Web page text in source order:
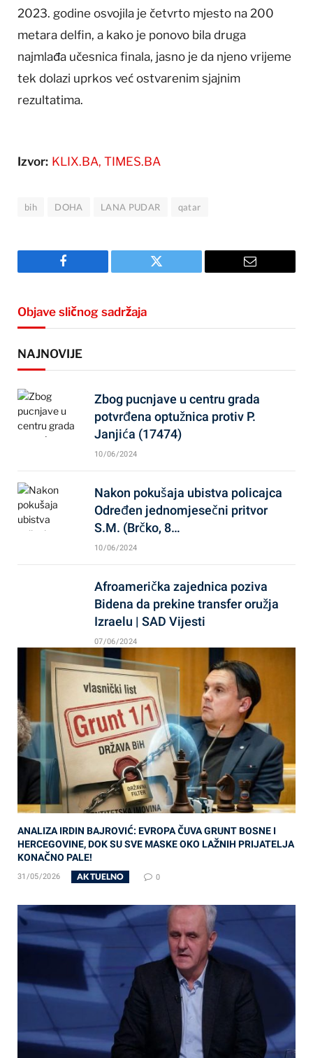
2023. godine osvojila je četvrto mjesto na 200
metara delfin, a kako je ponovo bila druga
najmlađa učesnica finala, jasno je da njeno vrijeme
tek dolazi uprkos već ostvarenim sjajnim
rezultatima.
Izvor: KLIX.BA, TIMES.BA
bih DOHA LANA PUDAR qatar
Facebook Twitter Email
Objave sličnog sadržaja
NAJNOVIJE
Zbog pucnjave u centru grada
potvrđena optužnica protiv P.
Janjića (17474)
10/06/2024
Nakon pokušaja ubistva policajca
Određen jednomjesečni pritvor
S.M. (Brčko, 8…
10/06/2024
Afroamerička zajednica poziva
Bidena da prekine transfer oružja
Izraelu | SAD Vijesti
07/06/2024
ANALIZA IRDIN BAJROVIĆ: EVROPA ČUVA GRUNT BOSNE I
HERCEGOVINE, DOK SU SVE MASKE OKO LAŽNIH PRIJATELJA
KONAČNO PALE!
31/05/2026 AKTUELNO 0